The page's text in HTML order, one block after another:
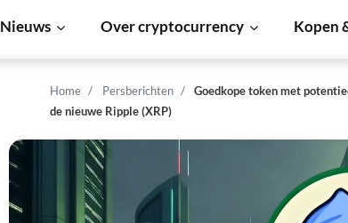
Nieuws Over cryptocurrency Kopen
Home Persberichten
Goedkope token met
de nieuwe Ripple (XRP)